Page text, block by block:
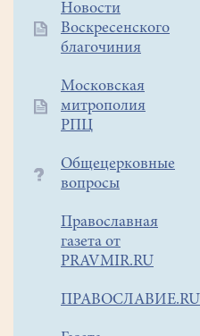
Дополнительное
меню
Новости
Воскресенского
благочиния
Московская
митрополия
РПЦ
Общецерковные
вопросы
Православная
газета от
PRAVMIR.RU
ПРАВОСЛАВИЕ.RU